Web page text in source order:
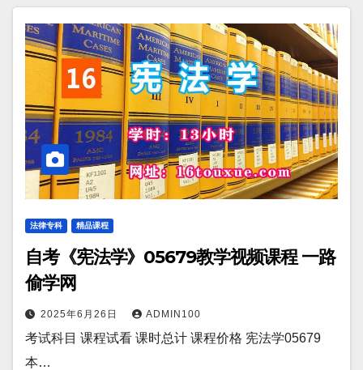
法律专科 精品课程
自考《宪法学》05679教学视频课程 一路
偷学网
2025年6月26日 ADMIN100
考试科目 课程试看 课时总计 课程价格 宪法学05679
本…